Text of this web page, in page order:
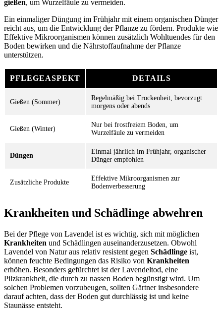
gießen, um Wurzelfäule zu vermeiden.
Ein einmaliger Düngung im Frühjahr mit einem organischen Dünger
reicht aus, um die Entwicklung der Pflanze zu fördern. Produkte wie
Effektive Mikroorganismen können zusätzlich Wohltuendes für den
Boden bewirken und die Nährstoffaufnahme der Pflanze
unterstützen.
PFLEGEASPEKT DETAILS
Gießen (Sommer)
Regelmäßig bei Trockenheit, bevorzugt
morgens oder abends
Gießen (Winter)
Nur bei frostfreiem Boden, um
Wurzelfäule zu vermeiden
Düngen
Einmal jährlich im Frühjahr, organischer
Dünger empfohlen
Zusätzliche Produkte
Effektive Mikroorganismen zur
Bodenverbesserung
Krankheiten und Schädlinge abwehren
Bei der Pflege von Lavendel ist es wichtig, sich mit möglichen
Krankheiten und Schädlingen auseinanderzusetzen. Obwohl
Lavendel von Natur aus relativ resistent gegen Schädlinge ist,
können feuchte Bedingungen das Risiko von Krankheiten
erhöhen. Besonders gefürchtet ist der Lavendeltod, eine
Pilzkrankheit, die durch zu nassen Boden begünstigt wird. Um
solchen Problemen vorzubeugen, sollten Gärtner insbesondere
darauf achten, dass der Boden gut durchlässig ist und keine
Staunässe entsteht.